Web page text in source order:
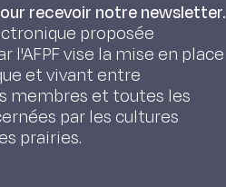
recevoir notre newsletter.
proposée
l'AFPF vise la mise en place
et vivant entre
membres et toutes les
par les cultures
prairies.